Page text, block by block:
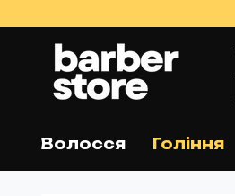
Волосся Гоління